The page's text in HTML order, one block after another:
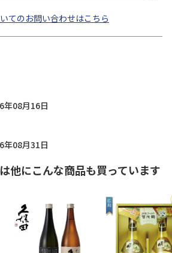
てのお問い合わせはこちら
年08月16日
年08月31日
他にこんな商品も買っています